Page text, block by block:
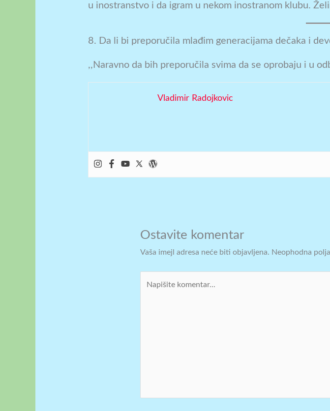
u inostranstvo i da igram u nekom inostranom klubu.
8. Da li bi preporučila mlađim generacijama dečaka i
,,Naravno da bih preporučila svima da se oprobaju i u
Vladimir Radojkovic
Ostavite komentar
Vaša imejl adresa neće biti objavljena. Neophodna